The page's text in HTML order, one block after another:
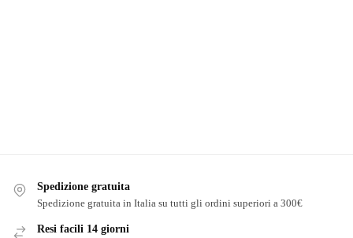
Spedizione gratuita
Spedizione gratuita in Italia su tutti gli ordini superiori a 300€
Resi facili 14 giorni